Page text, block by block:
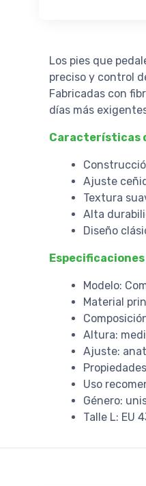
Los pies que
preciso y control
Fabricadas con
días más
Características
Ajuste
Textura
Alta
Diseño
Modelo:
Material
Altura:
Ajuste:
Uso
Género:
Talle L: EU